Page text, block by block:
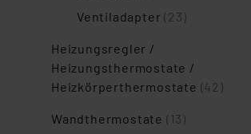
Ventiladapter(23)
Heizungsregler /
Heizungsthermostate /
Heizkörperthermostate (42)
Wandthermostate (13)